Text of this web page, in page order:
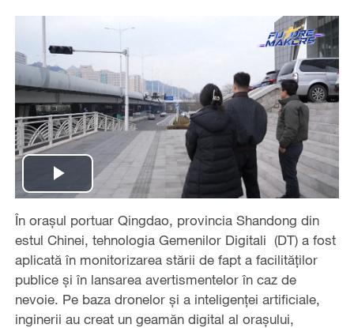
Play
Video
În orașul portuar Qingdao, provincia Shandong din
estul Chinei, tehnologia Gemenilor Digitali (DT) a fost
aplicată în monitorizarea stării de fapt a facilităților
publice și în lansarea avertismentelor în caz de
nevoie. Pe baza dronelor și a inteligenței artificiale,
inginerii au creat un geamăn digital al orașului,